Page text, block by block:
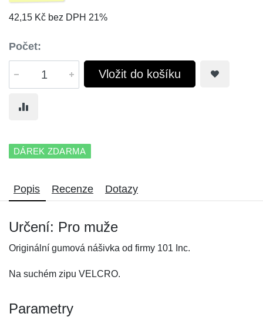
42,15 Kč bez DPH 21%
Počet:
Vložit do košíku
DÁREK ZDARMA
Popis Recenze Dotazy
Určení: Pro muže
Originální gumová nášivka od firmy 101 Inc.
Na suchém zipu VELCRO.
Parametry